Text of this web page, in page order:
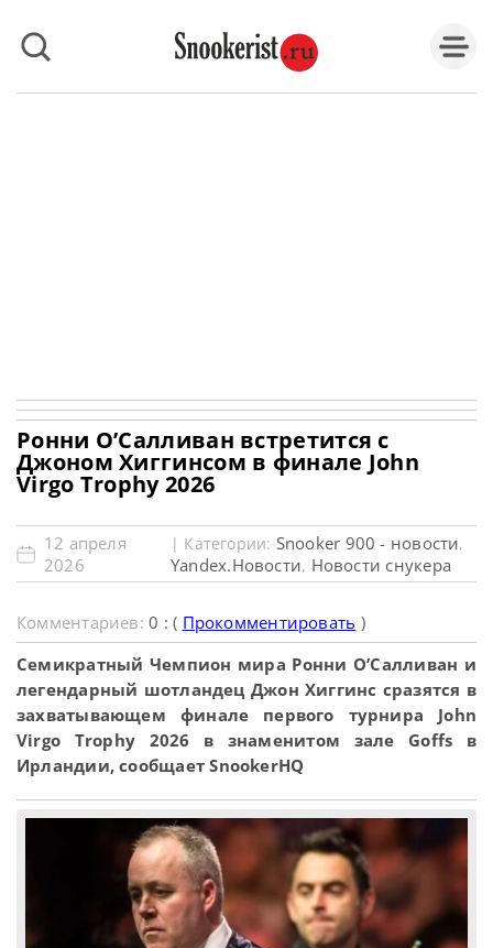
Ронни О’Салливан встретится с
Джоном Хиггинсом в финале John
Virgo Trophy 2026
12 апреля
2026
| Категории: Snooker 900 - новости,
Yandex.Новости, Новости снукера
Комментариев:0 : ( Прокомментировать )
Семикратный Чемпион мира Ронни О’Салливан и
легендарный шотландец Джон Хиггинс сразятся в
захватывающем финале первого турнира John
Virgo Trophy 2026 в знаменитом зале Goffs в
Ирландии, сообщает SnookerHQ